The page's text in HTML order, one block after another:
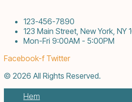
123-456-7890
123 Main Street, New York, NY
Mon-Fri 9:00AM - 5:00PM
Facebook-f Twitter
© 2026 All Rights Reserved.
Hem